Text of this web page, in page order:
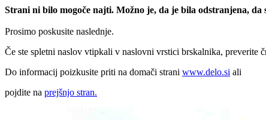
Strani ni bilo mogoče najti. Možno je, da je bila odstranjena,
Prosimo poskusite naslednje.
Če ste spletni naslov vtipkali v naslovni vrstici brskalnika, preverite
Do informacij poizkusite priti na domači strani www.delo.si ali
pojdite na prejšnjo stran.